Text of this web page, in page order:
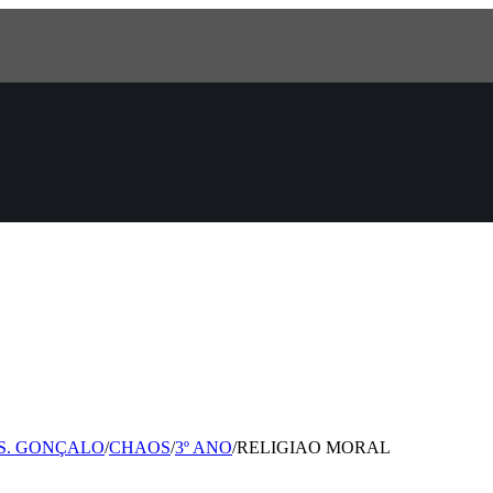
GONÇALO/CHAOS/3º ANO/RELIGIAO MORAL